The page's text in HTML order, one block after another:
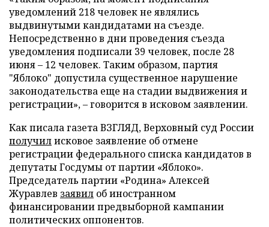
уведомлений 218 человек не являлись
выдвинутыми кандидатами на съезде.
Непосредственно в дни проведения съезда
уведомления подписали 39 человек, после 28
июня – 12 человек. Таким образом, партия
"Яблоко" допустила существенное нарушение
законодательства еще на стадии выдвижения и
регистрации», – говорится в исковом заявлении.
Как писала газета ВЗГЛЯД, Верховный суд России
получилисковое заявление об отмене
регистрации федерального списка кандидатов в
депутаты Госдумы от партии «Яблоко».
Председатель партии «Родина» Алексей
Журавлев заявил об иностранном
финансировании предвыборной кампании
политических оппонентов.